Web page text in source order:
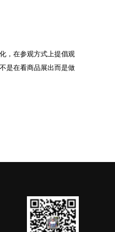
，在参观方式上提倡观
是在看商品展出而是做